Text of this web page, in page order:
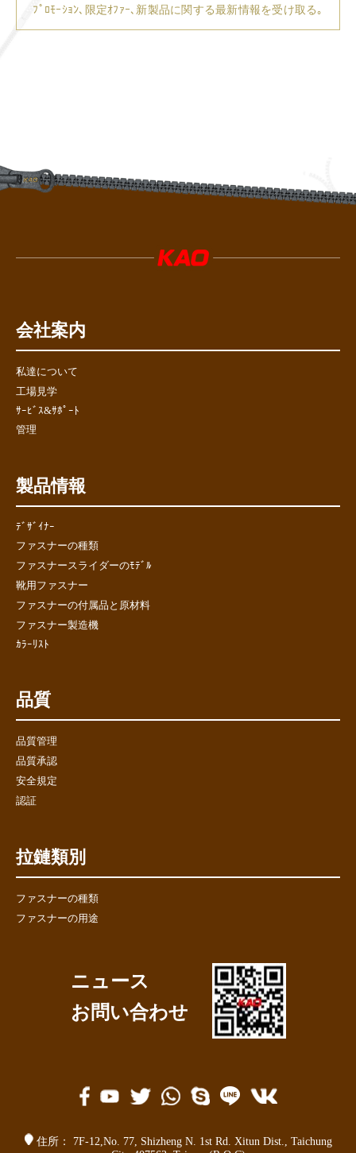
ﾌﾟﾛﾓｰｼｮﾝ､限定ｵﾌｧｰ､新製品に関する最新情報を受け取る｡
会社案内
私達について
工場見学
ｻｰﾋﾞｽ&ｻﾎﾟｰﾄ
管理
製品情報
ﾃﾞｻﾞｲﾅｰ
ファスナーの種類
ファスナースライダーのﾓﾃﾞﾙ
靴用ファスナー
ファスナーの付属品と原材料
ファスナー製造機
ｶﾗｰﾘｽﾄ
品質
品質管理
品質承認
安全規定
認証
拉鏈類別
ファスナーの種類
ファスナーの用途
ニュース
お問い合わせ
住所： 7F-12,No. 77, Shizheng N. 1st Rd. Xitun Dist.
Taichung